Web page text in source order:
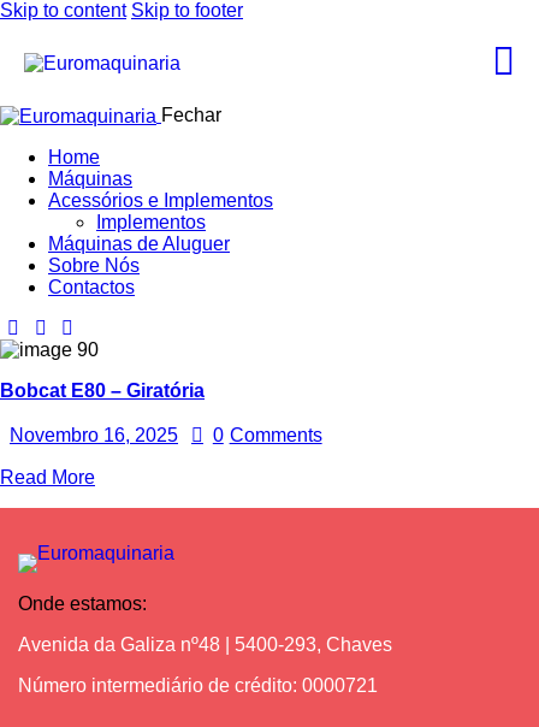
Skip to content Skip to footer
Fechar
Home
Máquinas
Acessórios e Implementos
Implementos
Máquinas de Aluguer
Sobre Nós
Contactos
Bobcat E80 – Giratória
Novembro 16, 2025 0 Comments
Read More
Onde estamos:
Avenida da Galiza nº48 | 5400-293, Chaves
Número intermediário de crédito: 0000721